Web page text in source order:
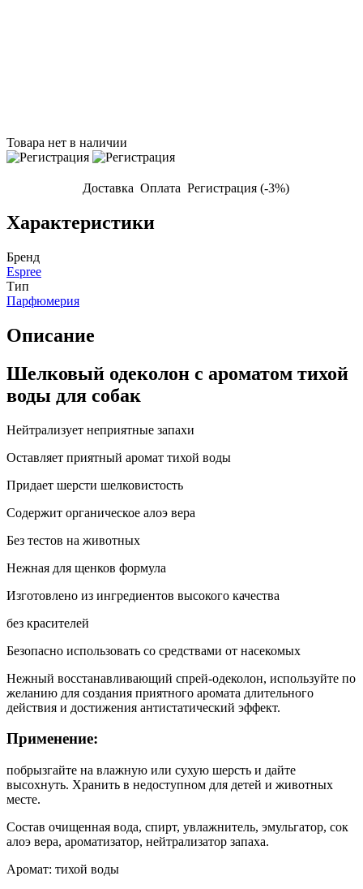
Товара нет в наличии
Доставка Оплата Регистрация (-3%)
Характеристики
Бренд
Espree
Тип
Парфюмерия
Описание
Шелковый одеколон с ароматом тихой
воды для собак
Нейтрализует неприятные запахи
Оставляет приятный аромат тихой воды
Придает шерсти шелковистость
Содержит органическое алоэ вера
Без тестов на животных
Нежная для щенков формула
Изготовлено из ингредиентов высокого качества
без красителей
Безопасно использовать со средствами от насекомых
Нежный восстанавливающий спрей-одеколон, используйте по
желанию для создания приятного аромата длительного
действия и достижения антистатический эффект.
Применение:
побрызгайте на влажную или сухую шерсть и дайте
высохнуть. Хранить в недоступном для детей и животных
месте.
Состав очищенная вода, спирт, увлажнитель, эмульгатор, сок
алоэ вера, ароматизатор, нейтрализатор запаха.
Аромат: тихой воды